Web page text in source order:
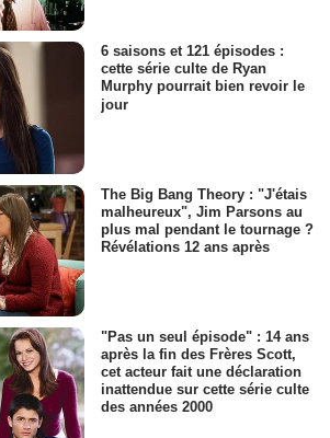
6 saisons et 121 épisodes :
cette série culte de Ryan
Murphy pourrait bien revoir le
jour
The Big Bang Theory : "J'étais
malheureux", Jim Parsons au
plus mal pendant le tournage ?
Révélations 12 ans après
"Pas un seul épisode" : 14 ans
après la fin des Frères Scott,
cet acteur fait une déclaration
inattendue sur cette série culte
des années 2000